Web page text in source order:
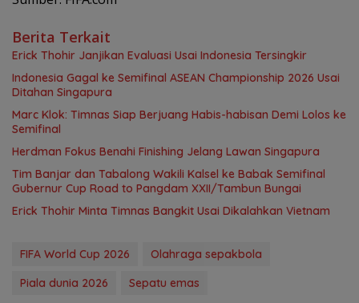
Berita Terkait
Erick Thohir Janjikan Evaluasi Usai Indonesia Tersingkir
Indonesia Gagal ke Semifinal ASEAN Championship 2026 Usai
Ditahan Singapura
Marc Klok: Timnas Siap Berjuang Habis-habisan Demi Lolos ke
Semifinal
Herdman Fokus Benahi Finishing Jelang Lawan Singapura
Tim Banjar dan Tabalong Wakili Kalsel ke Babak Semifinal
Gubernur Cup Road to Pangdam XXII/Tambun Bungai
Erick Thohir Minta Timnas Bangkit Usai Dikalahkan Vietnam
FIFA World Cup 2026
Olahraga sepakbola
Piala dunia 2026
Sepatu emas